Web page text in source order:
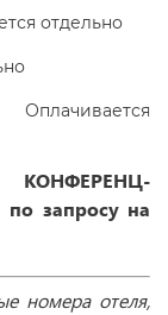
отдельно
КОНФЕРЕНЦ-
по запросу на
номера отеля,